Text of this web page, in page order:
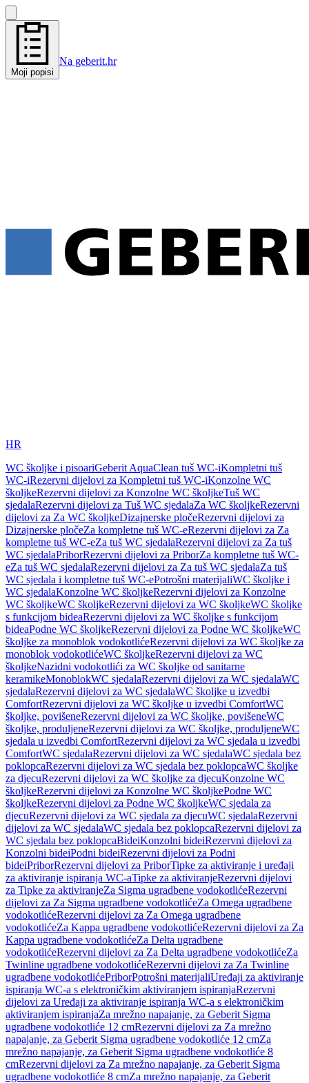
Moji popisi
Na geberit.hr
HR
WC školjke i pisoariGeberit AquaClean tuš WC-iKompletni tuš
WC-iRezervni dijelovi za Kompletni tuš WC-iKonzolne WC
školjkeRezervni dijelovi za Konzolne WC školjkeTuš WC
sjedalaRezervni dijelovi za Tuš WC sjedalaZa WC školjkeRezervni
dijelovi za Za WC školjkeDizajnerske pločeRezervni dijelovi za
Dizajnerske pločeZa kompletne tuš WC-eRezervni dijelovi za Za
kompletne tuš WC-eZa tuš WC sjedalaRezervni dijelovi za Za tuš
WC sjedalaPriborRezervni dijelovi za PriborZa kompletne tuš WC-
eZa tuš WC sjedalaRezervni dijelovi za Za tuš WC sjedalaZa tuš
WC sjedala i kompletne tuš WC-ePotrošni materijaliWC školjke i
WC sjedalaKonzolne WC školjkeRezervni dijelovi za Konzolne
WC školjkeWC školjkeRezervni dijelovi za WC školjkeWC školjke
s funkcijom bideaRezervni dijelovi za WC školjke s funkcijom
bideaPodne WC školjkeRezervni dijelovi za Podne WC školjkeWC
školjke za monoblok vodokotlićeRezervni dijelovi za WC školjke za
monoblok vodokotlićeWC školjkeRezervni dijelovi za WC
školjkeNazidni vodokotlići za WC školjke od sanitarne
keramikeMonoblokWC sjedalaRezervni dijelovi za WC sjedalaWC
sjedalaRezervni dijelovi za WC sjedalaWC školjke u izvedbi
ComfortRezervni dijelovi za WC školjke u izvedbi ComfortWC
školjke, povišeneRezervni dijelovi za WC školjke, povišeneWC
školjke, produljeneRezervni dijelovi za WC školjke, produljeneWC
sjedala u izvedbi ComfortRezervni dijelovi za WC sjedala u izvedbi
ComfortWC sjedalaRezervni dijelovi za WC sjedalaWC sjedala bez
poklopcaRezervni dijelovi za WC sjedala bez poklopcaWC školjke
za djecuRezervni dijelovi za WC školjke za djecuKonzolne WC
školjkeRezervni dijelovi za Konzolne WC školjkePodne WC
školjkeRezervni dijelovi za Podne WC školjkeWC sjedala za
djecuRezervni dijelovi za WC sjedala za djecuWC sjedalaRezervni
dijelovi za WC sjedalaWC sjedala bez poklopcaRezervni dijelovi za
WC sjedala bez poklopcaBideiKonzolni bideiRezervni dijelovi za
Konzolni bideiPodni bideiRezervni dijelovi za Podni
bideiPriborRezervni dijelovi za PriborTipke za aktiviranje i uređaji
za aktiviranje ispiranja WC-aTipke za aktiviranjeRezervni dijelovi
za Tipke za aktiviranjeZa Sigma ugradbene vodokotlićeRezervni
dijelovi za Za Sigma ugradbene vodokotlićeZa Omega ugradbene
vodokotlićeRezervni dijelovi za Za Omega ugradbene
vodokotlićeZa Kappa ugradbene vodokotlićeRezervni dijelovi za Za
Kappa ugradbene vodokotlićeZa Delta ugradbene
vodokotlićeRezervni dijelovi za Za Delta ugradbene vodokotlićeZa
Twinline ugradbene vodokotlićeRezervni dijelovi za Za Twinline
ugradbene vodokotlićePriborPotrošni materijaliUređaji za aktiviranje
ispiranja WC-a s elektroničkim aktiviranjem ispiranjaRezervni
dijelovi za Uređaji za aktiviranje ispiranja WC-a s elektroničkim
aktiviranjem ispiranjaZa mrežno napajanje, za Geberit Sigma
ugradbene vodokotliće 12 cmRezervni dijelovi za Za mrežno
napajanje, za Geberit Sigma ugradbene vodokotliće 12 cmZa
mrežno napajanje, za Geberit Sigma ugradbene vodokotliće 8
cmRezervni dijelovi za Za mrežno napajanje, za Geberit Sigma
ugradbene vodokotliće 8 cmZa mrežno napajanje, za Geberit